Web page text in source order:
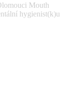
Mouth
hygienist(k)u